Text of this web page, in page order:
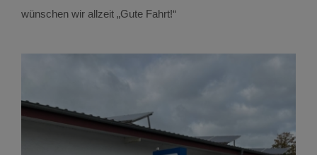
wünschen wir allzeit „Gute Fahrt!“